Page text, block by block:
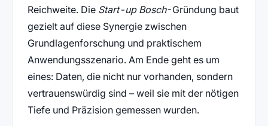
Reichweite. Die Start-up Bosch-Gründung baut
gezielt auf diese Synergie zwischen
Grundlagenforschung und praktischem
Anwendungsszenario. Am Ende geht es um
eines: Daten, die nicht nur vorhanden, sondern
vertrauenswürdig sind – weil sie mit der nötigen
Tiefe und Präzision gemessen wurden.